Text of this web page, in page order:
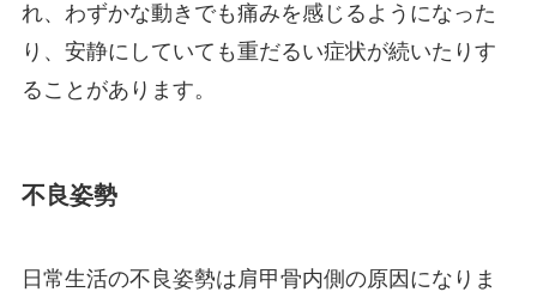
れ、わずかな動きでも痛みを感じるようになった
り、安静にしていても重だるい症状が続いたりす
ることがあります。
不良姿勢
日常生活の不良姿勢は肩甲骨内側の原因になりま